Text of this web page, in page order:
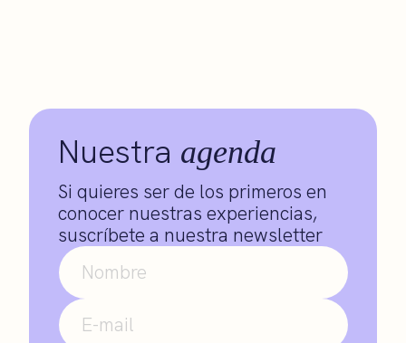
Nuestra agenda
Si quieres ser de los primeros en
conocer nuestras experiencias,
suscríbete a nuestra newsletter